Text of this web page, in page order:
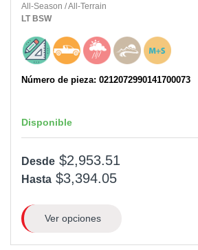
All-Season /All-Terrain
LT BSW
Número de pieza: 0212072990141700073
Disponible
Desde $2,953.51
Hasta $3,394.05
Ver opciones